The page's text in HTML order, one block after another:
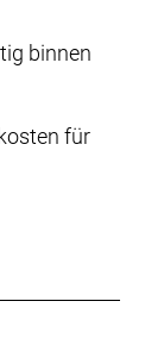
binnen
für